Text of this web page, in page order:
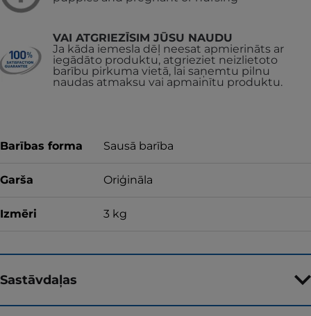
VAI ATGRIEZĪSIM JŪSU NAUDU
Ja kāda iemesla dēļ neesat apmierināts ar
iegādāto produktu, atgrieziet neizlietoto
barību pirkuma vietā, lai saņemtu pilnu
naudas atmaksu vai apmainītu produktu.
Barības forma Sausā barība
Garša Oriģināla
Izmēri 3 kg
Sastāvdaļas